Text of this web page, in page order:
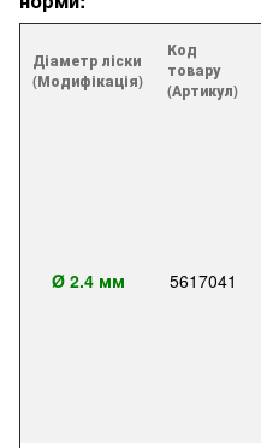
Діаметр ліски
(Модифікація)
Код
товару
(Артикул)
Ø 2.4 мм 5617041